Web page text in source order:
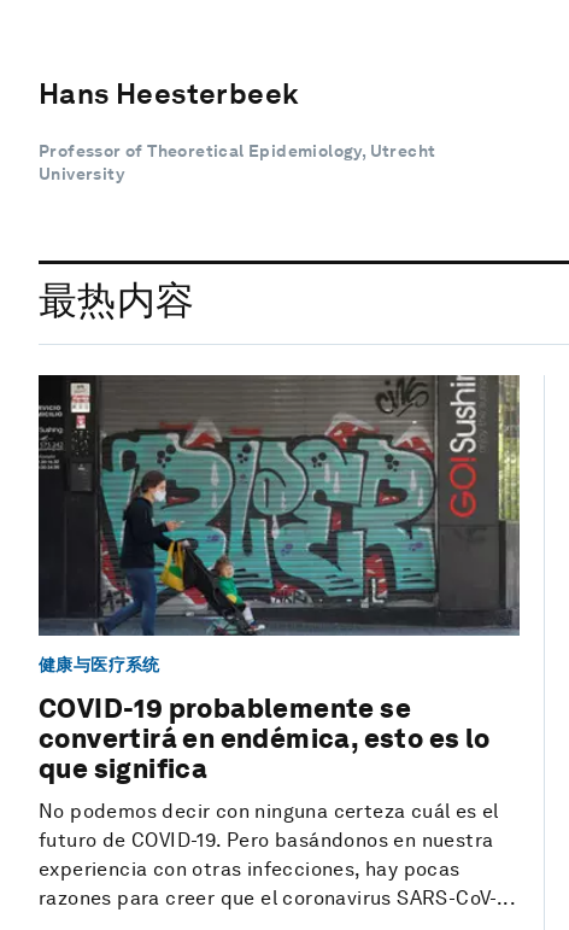
Hans Heesterbeek
Professor of Theoretical Epidemiology, Utrecht
University
最热内容
健康与医疗系统
COVID-19 probablemente se
convertirá en endémica, esto es lo
que significa
No podemos decir con ninguna certeza cuál es el
futuro de COVID-19. Pero basándonos en nuestra
experiencia con otras infecciones, hay pocas
razones para creer que el coronavirus SARS-CoV-...